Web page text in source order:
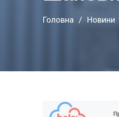
Головна Новини